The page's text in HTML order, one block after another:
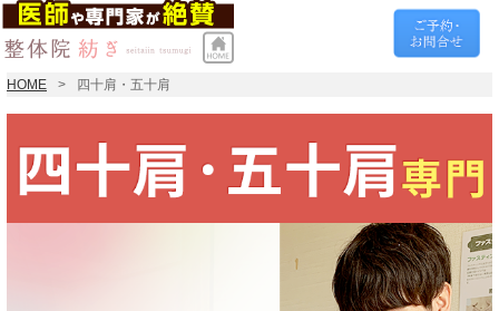
HOME 四十肩・五十肩